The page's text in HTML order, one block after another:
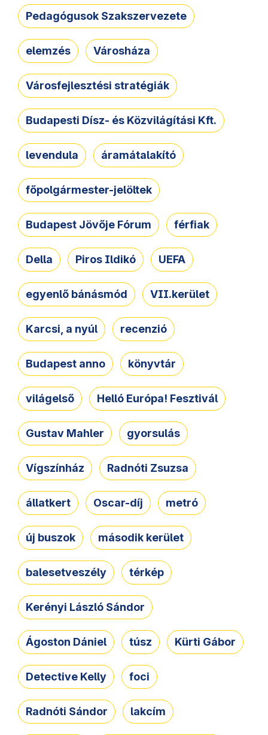
Pedagógusok Szakszervezete
elemzés Városháza
Városfejlesztési stratégiák
Budapesti Dísz- és Közvilágítási Kft.
levendula áramátalakító
főpolgármester-jelöltek
Budapest Jövője Fórum férfiak
Della Piros Ildikó UEFA
egyenlő bánásmód VII.kerület
Karcsi, a nyúl recenzió
Budapest anno könyvtár
világelső Helló Európa! Fesztivál
Gustav Mahler gyorsulás
Vígszínház Radnóti Zsuzsa
állatkert Oscar-díj metró
új buszok második kerület
balesetveszély térkép
Kerényi László Sándor
Ágoston Dániel túsz Kürti Gábor
Detective Kelly foci
Radnóti Sándor lakcím